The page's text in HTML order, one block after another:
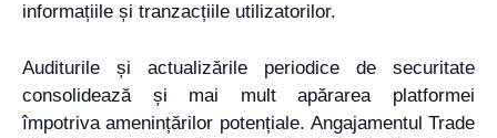
informațiile și tranzacțiile utilizatorilor.
Auditurile și actualizările periodice de securitate
consolidează și mai mult apărarea platformei
împotriva amenințărilor potențiale. Angajamentul Trade